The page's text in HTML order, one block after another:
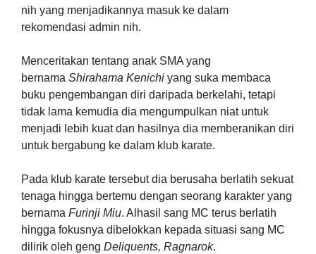
nih yang menjadikannya masuk ke dalam
rekomendasi admin nih.
Menceritakan tentang anak SMA yang
bernama Shirahama Kenichi yang suka membaca
buku pengembangan diri daripada berkelahi, tetapi
tidak lama kemudia dia mengumpulkan niat untuk
menjadi lebih kuat dan hasilnya dia memberanikan diri
untuk bergabung ke dalam klub karate.
Pada klub karate tersebut dia berusaha berlatih sekuat
tenaga hingga bertemu dengan seorang karakter yang
bernama Furinji Miu. Alhasil sang MC terus berlatih
hingga fokusnya dibelokkan kepada situasi sang MC
dilirik oleh geng Deliquents, Ragnarok.